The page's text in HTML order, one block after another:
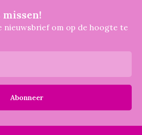
nieuwsbrief om op de hoogte te
Abonneer